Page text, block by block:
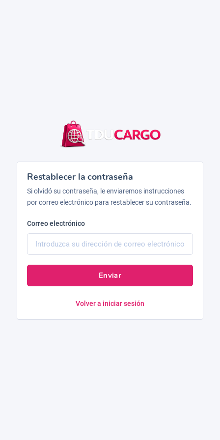
Restablecer la contraseña
Si olvidó su contraseña, le enviaremos instrucciones
por correo electrónico para restablecer su contraseña.
Correo electrónico
Enviar
Volver a iniciar sesión